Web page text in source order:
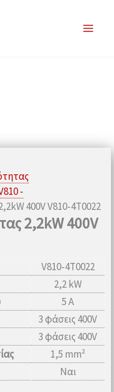
-
400V V810-4T0022
2,2kW 400V
V810-4T0022
2,2 kW
5 A
3 φάσεις 400V
3 φάσεις 400V
1,5 mm²
Ναι